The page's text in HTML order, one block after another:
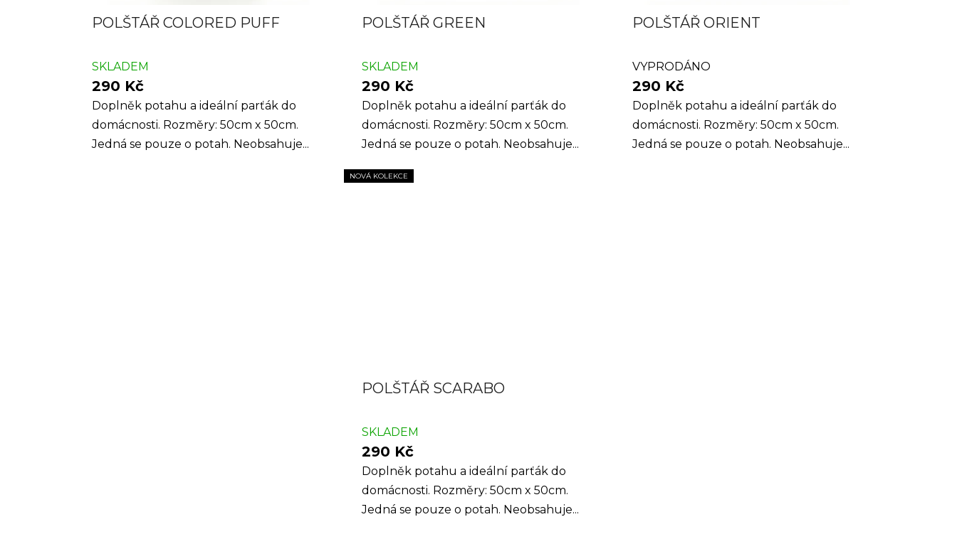
POLŠTÁŘ COLORED PUFF
SKLADEM
290 Kč
Doplněk potahu a ideální parťák do
domácnosti. Rozměry: 50cm x 50cm.
Jedná se pouze o potah. Neobsahuje...
POLŠTÁŘ GREEN
SKLADEM
290 Kč
Doplněk potahu a ideální parťák do
domácnosti. Rozměry: 50cm x 50cm.
Jedná se pouze o potah. Neobsahuje...
POLŠTÁŘ ORIENT
VYPRODÁNO
290 Kč
Doplněk potahu a ideální parťák do
domácnosti. Rozměry: 50cm x 50cm.
Jedná se pouze o potah. Neobsahuje...
NOVÁ KOLEKCE
POLŠTÁŘ SCARABO
SKLADEM
290 Kč
Doplněk potahu a ideální parťák do
domácnosti. Rozměry: 50cm x 50cm.
Jedná se pouze o potah. Neobsahuje...